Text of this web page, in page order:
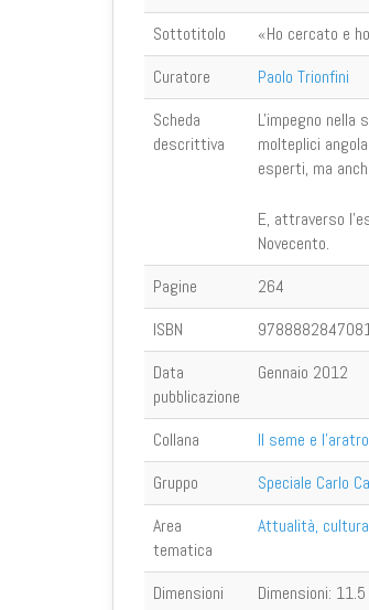
Sottotitolo
«Ho cercato e
Curatore
Paolo Trionfini
Scheda
descrittiva
L'impegno nella
molteplici
esperti, ma
E, attraverso
Novecento.
Pagine
264
ISBN
Data
pubblicazione
Gennaio 2012
Collana
Il seme e l'aratro
Gruppo
Speciale Carlo
Area
tematica
Attualità,
Dimensioni Dimensioni: